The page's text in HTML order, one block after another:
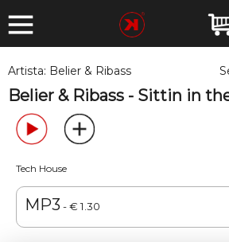
Artista: Belier & Ribass
Belier & Ribass - Sittin in
Tech House
MP3 - € 1.30